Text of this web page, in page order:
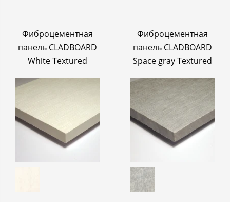
Фиброцементная
панель CLADBOARD
White Textured
Фиброцементная
панель CLADBOARD
Space gray Textured